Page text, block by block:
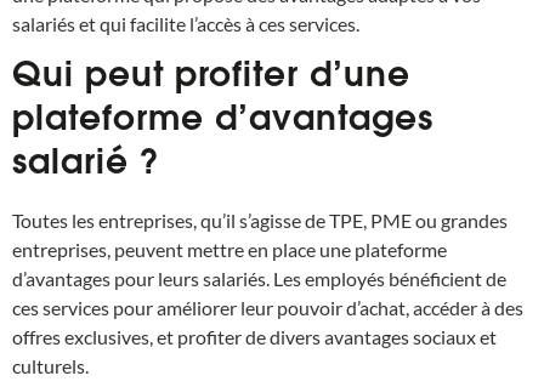
salariés et qui facilite l’accès à ces services.
Qui peut profiter d’une
plateforme d’avantages
salarié ?
Toutes les entreprises, qu’il s’agisse de TPE, PME ou grandes
entreprises, peuvent mettre en place une plateforme
d’avantages pour leurs salariés. Les employés bénéficient de
ces services pour améliorer leur pouvoir d’achat, accéder à des
offres exclusives, et profiter de divers avantages sociaux et
culturels.